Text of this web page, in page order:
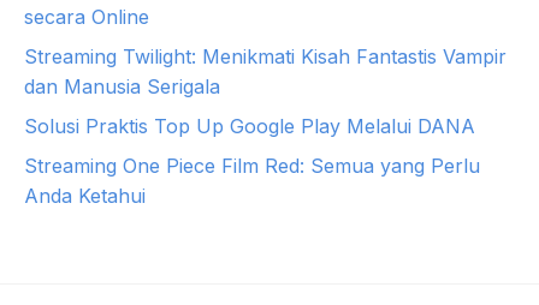
secara Online
Streaming Twilight: Menikmati Kisah Fantastis Vampir
dan Manusia Serigala
Solusi Praktis Top Up Google Play Melalui DANA
Streaming One Piece Film Red: Semua yang Perlu
Anda Ketahui